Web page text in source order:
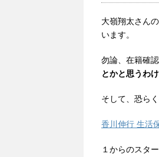
大嶺翔太さん
います。
勿論、在籍確
とかと思うわ
そして、恐ら
香川伸行 生活
１からのスタ